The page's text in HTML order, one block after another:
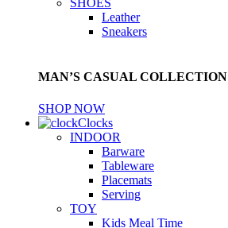
SHOES
Leather
Sneakers
MAN’S CASUAL COLLECTION
SHOP NOW
Clocks
INDOOR
Barware
Tableware
Placemats
Serving
TOY
Kids Meal Time